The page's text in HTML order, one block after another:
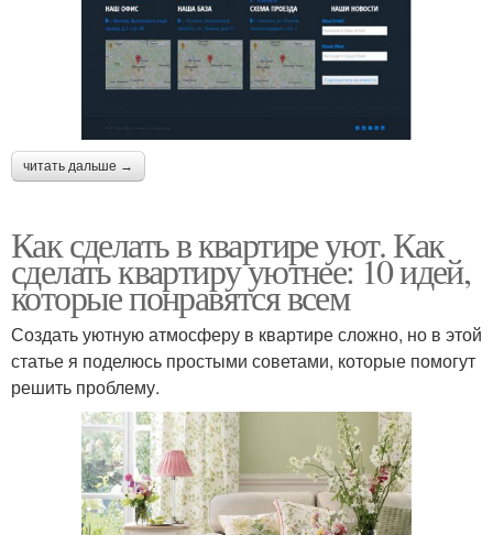
читать дальше →
Как сделать в квартире уют. Как
сделать квартиру уютнее: 10 идей,
которые понравятся всем
Создать уютную атмосферу в квартире сложно, но в этой
статье я поделюсь простыми советами, которые помогут
решить проблему.